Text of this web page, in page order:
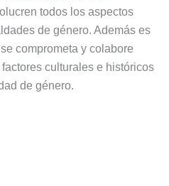
todos los aspectos
de género. Además es
comprometa y colabore
culturales e históricos
de género.